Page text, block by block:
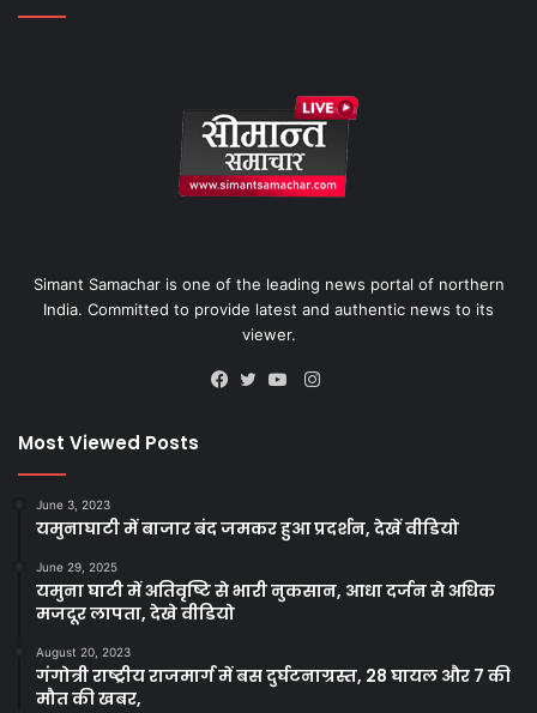
Simant Samachar is one of the leading news portal of northern
India. Committed to provide latest and authentic news to its
viewer.
Instagram
Most Viewed Posts
June 3, 2023
यमुनाघाटी में बाजार बंद जमकर हुआ प्रदर्शन, देखें वीडियो
June 29, 2025
यमुना घाटी में अतिवृष्टि से भारी नुकसान, आधा दर्जन से अधिक
मजदूर लापता, देखे वीडियो
August 20, 2023
गंगोत्री राष्ट्रीय राजमार्ग में बस दुर्घटनाग्रस्त, 28 घायल और 7 की
मौत की खबर,